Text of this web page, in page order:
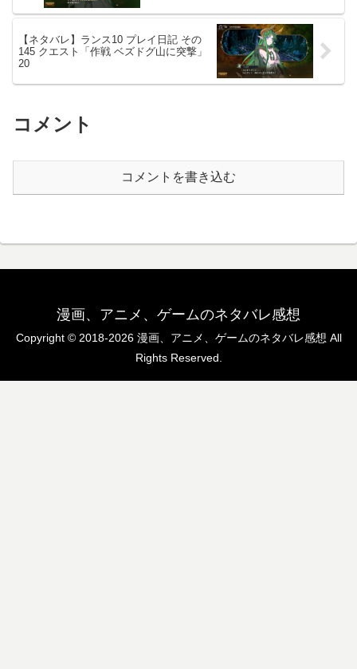
【ネタバレ】ランス10 プレイ日記 その
145 クエスト「作戦 ベズドグ山に突撃」
20
コメント
コメントを書き込む
漫画、アニメ、ゲームのネタバレ感想
Copyright © 2018-2026 漫画、アニメ、ゲームのネタバレ感想 All
Rights Reserved.